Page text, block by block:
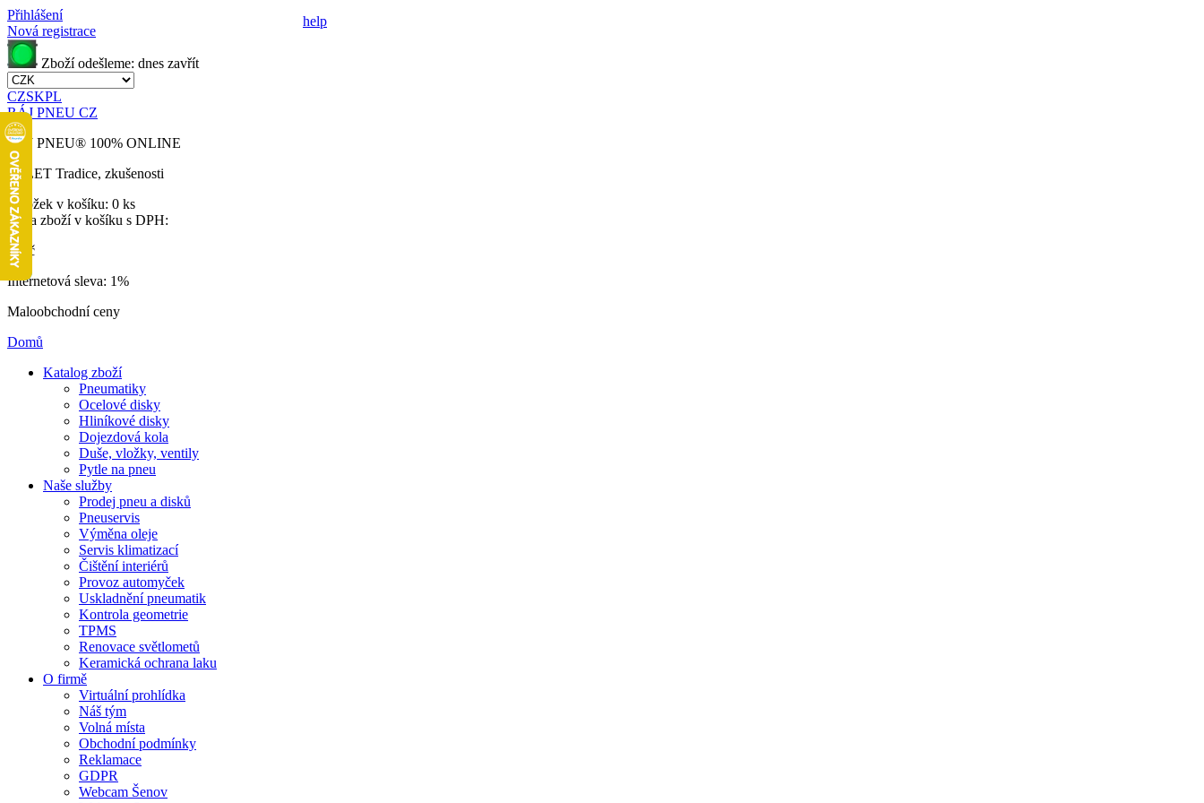
Přihlášení
Nová registrace
Zboží odešleme: dnes zavřít
CZSKPL
RÁJ PNEU CZ
RÁJ PNEU® 100% ONLINE
32 LET Tradice, zkušenosti
Položek v košíku: 0 ks
Cena zboží v košíku s DPH:
0 Kč
Internetová sleva: 1%
Maloobchodní ceny
Domů
Katalog zboží
Pneumatiky
Ocelové disky
Hliníkové disky
Dojezdová kola
Duše, vložky, ventily
Pytle na pneu
Naše služby
Prodej pneu a disků
Pneuservis
Výměna oleje
Servis klimatizací
Čištění interiérů
Provoz automyček
Uskladnění pneumatik
Kontrola geometrie
TPMS
Renovace světlometů
Keramická ochrana laku
O firmě
Virtuální prohlídka
Náš tým
Volná místa
Obchodní podmínky
Reklamace
GDPR
Webcam Šenov
help